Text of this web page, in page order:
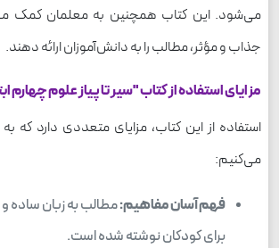
می‌شود. این کتاب همچنین به معلمان کمک
جذاب و مؤثر، مطالب را به دانش‌آموزان ارائه دهند.
مزایای استفاده از کتاب "سیر تا پیاز علوم چهارم
استفاده از این کتاب، مزایای متعددی دارد که
می‌کنیم:
فهم آسان مفاهیم:مطالب به زبان ساده
برای کودکان نوشته شده است.